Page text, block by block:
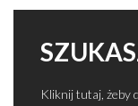
Kliknij tutaj, żeby